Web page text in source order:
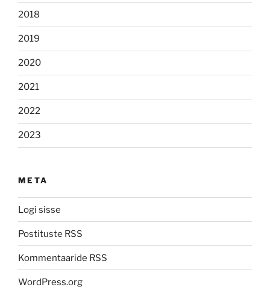
2018
2019
2020
2021
2022
2023
META
Logi sisse
Postituste RSS
Kommentaaride RSS
WordPress.org